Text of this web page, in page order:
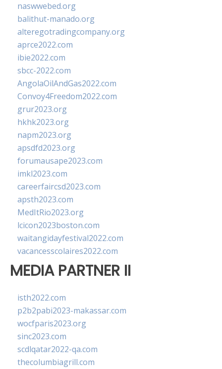
naswwebed.org
balithut-manado.org
alteregotradingcompany.org
aprce2022.com
ibie2022.com
sbcc-2022.com
AngolaOilAndGas2022.com
Convoy4Freedom2022.com
grur2023.org
hkhk2023.org
napm2023.org
apsdfd2023.org
forumausape2023.com
imkl2023.com
careerfaircsd2023.com
apsth2023.com
MedItRio2023.org
lcicon2023boston.com
waitangidayfestival2022.com
vacancesscolaires2022.com
MEDIA PARTNER II
isth2022.com
p2b2pabi2023-makassar.com
wocfparis2023.org
sinc2023.com
scdlqatar2022-qa.com
thecolumbiagrill.com